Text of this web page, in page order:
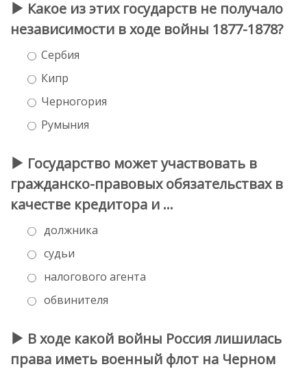
Какое из этих государств не получало
независимости в ходе войны 1877-1878?
Сербия
Кипр
Черногория
Румыния
Государство может участвовать в
гражданско-правовых обязательствах в
качестве кредитора и …
должника
судьи
налогового агента
обвинителя
В ходе какой войны Россия лишилась
права иметь военный флот на Черном